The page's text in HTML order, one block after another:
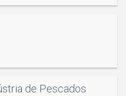
de Pescados